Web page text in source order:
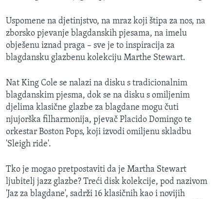
Jezici
Uspomene na djetinjstvo, na mraz koji štipa za nos, na
zborsko pjevanje blagdanskih pjesama, na imelu
obješenu iznad praga – sve je to inspiracija za
blagdansku glazbenu kolekciju Marthe Stewart.
Nat King Cole se nalazi na disku s tradicionalnim
blagdanskim pjesma, dok se na disku s omiljenim
djelima klasične glazbe za blagdane mogu čuti
njujorška filharmonija, pjevač Placido Domingo te
orkestar Boston Pops, koji izvodi omiljenu skladbu
'Sleigh ride'.
Tko je mogao pretpostaviti da je Martha Stewart
ljubitelj jazz glazbe? Treći disk kolekcije, pod nazivom
'Jaz za blagdane', sadrži 16 klasičnih kao i novijih